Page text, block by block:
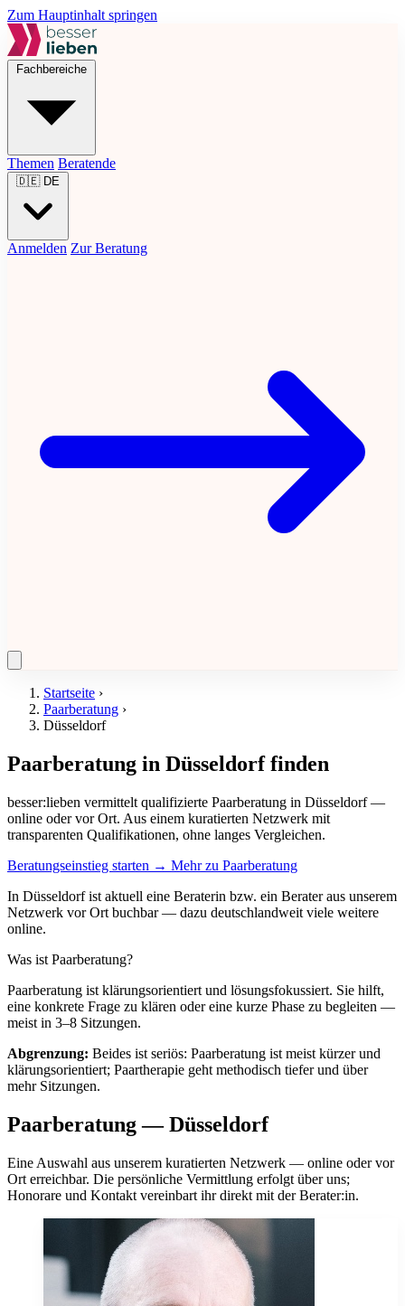
Zum Hauptinhalt springen
Fachbereiche
Themen Beratende
🇩🇪 DE
Anmelden Zur Beratung
Startseite ›
Paarberatung ›
Düsseldorf
Paarberatung in Düsseldorf finden
besser:lieben vermittelt qualifizierte Paarberatung in Düsseldorf —
online oder vor Ort. Aus einem kuratierten Netzwerk mit
transparenten Qualifikationen, ohne langes Vergleichen.
Beratungseinstieg starten → Mehr zu Paarberatung
In Düsseldorf ist aktuell eine Beraterin bzw. ein Berater aus unserem
Netzwerk vor Ort buchbar — dazu deutschlandweit viele weitere
online.
Was ist Paarberatung?
Paarberatung ist klärungsorientiert und lösungsfokussiert. Sie hilft,
eine konkrete Frage zu klären oder eine kurze Phase zu begleiten —
meist in 3–8 Sitzungen.
Abgrenzung: Beides ist seriös: Paarberatung ist meist kürzer und
klärungsorientiert; Paartherapie geht methodisch tiefer und über
mehr Sitzungen.
Paarberatung — Düsseldorf
Eine Auswahl aus unserem kuratierten Netzwerk — online oder vor
Ort erreichbar. Die persönliche Vermittlung erfolgt über uns;
Honorare und Kontakt vereinbart ihr direkt mit der Berater:in.